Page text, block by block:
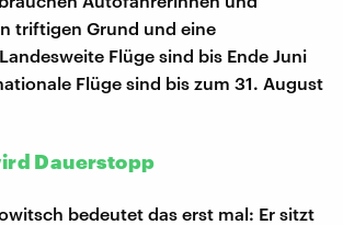
triftigen Grund und eine
Flüge sind bis Ende Juni
Flüge sind bis zum 31. August
Dauerstopp
bedeutet das erst mal: Er sitzt